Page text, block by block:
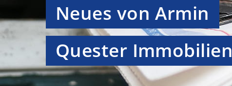
Neues von Armin
Quester Immobilien